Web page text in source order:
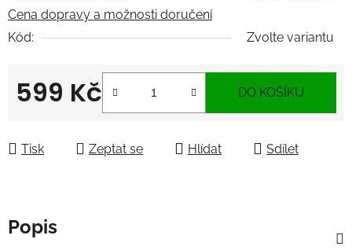
Cena dopravy a možnosti doručení
Kód:
Zvolte variantu
599 Kč DO KOŠÍKU
Tisk Zeptat se Hlídat Sdílet
Popis